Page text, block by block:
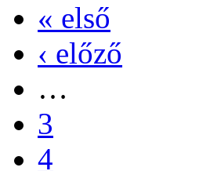
« első
‹ előző
…
3
4